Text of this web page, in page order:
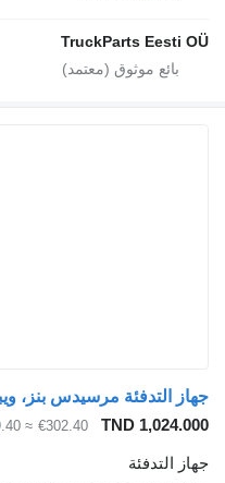
TND
€302.40
≈ $349.40